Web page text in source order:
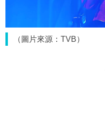
（圖片來源：TVB）